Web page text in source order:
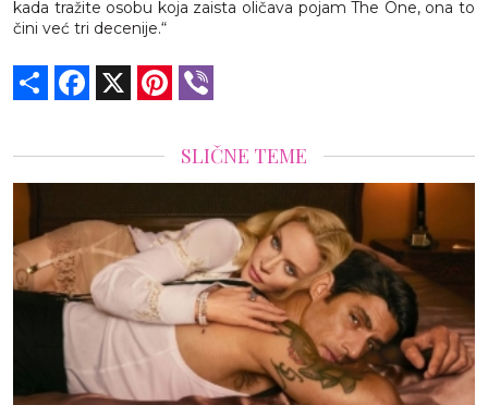
kada tražite osobu koja zaista oličava pojam The One, ona to
čini već tri decenije.“
Share Facebook Pinterest
SLIČNE TEME